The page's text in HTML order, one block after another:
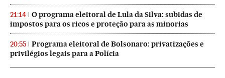
21:14
O programa eleitoral de Lula da Silva: subidas de
impostos para os ricos e proteção para as minorias
20:55
Programa eleitoral de Bolsonaro: privatizações e
privilégios legais para a Polícia